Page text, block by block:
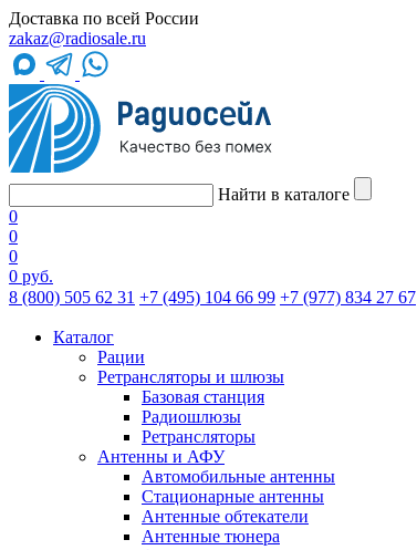
Доставка по всей России
zakaz@radiosale.ru
Найти в каталоге
0
0
0
0 руб.
8 (800) 505 62 31 +7 (495) 104 66 99 +7 (977) 834 27 67
Каталог
Рации
Ретрансляторы и шлюзы
Базовая станция
Радиошлюзы
Ретрансляторы
Антенны и АФУ
Автомобильные антенны
Стационарные антенны
Антенные обтекатели
Антенные тюнера